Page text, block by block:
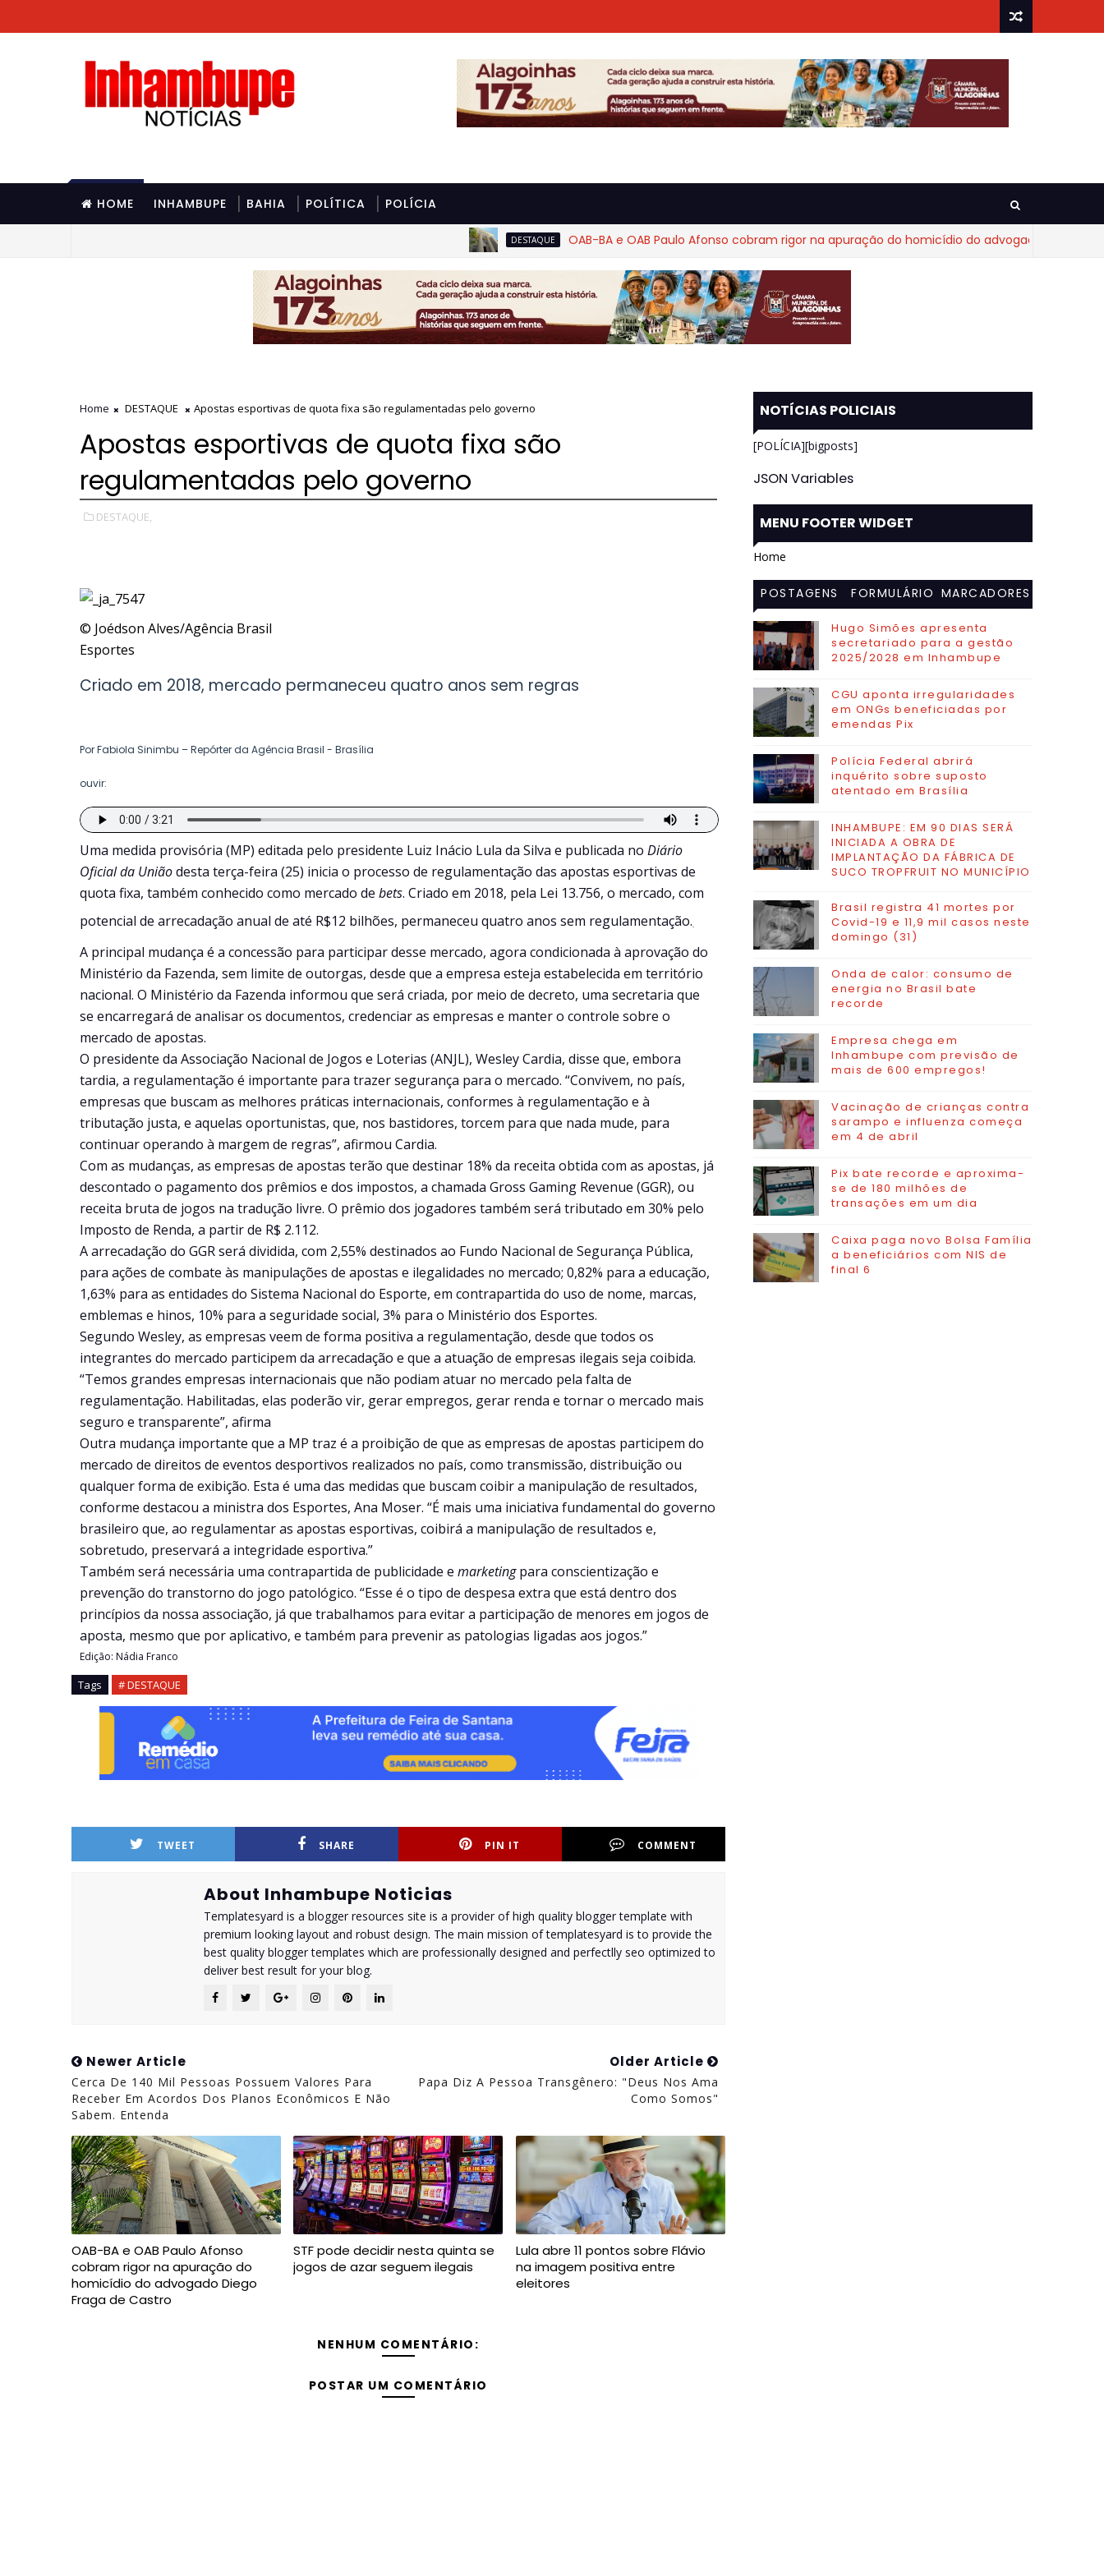
HOME INHAMBUPE BAHIA POLÍTICA POLÍCIA
DESTAQUE OAB-BA e OAB Paulo Afonso cobram rigor na apuração do homicídio do advogado Diego Fraga de
Home DESTAQUE Apostas esportivas de quota fixa são regulamentadas pelo governo
Apostas esportivas de quota fixa são
regulamentadas pelo governo
DESTAQUE,
© Joédson Alves/Agência Brasil
Esportes
Criado em 2018, mercado permaneceu quatro anos sem regras
Por Fabiola Sinimbu – Repórter da Agência Brasil - Brasília
ouvir:
Uma medida provisória (MP) editada pelo presidente Luiz Inácio Lula da Silva e publicada no Diário
Oficial da Uniãodesta terça-feira (25) inicia o processo de regulamentação das apostas esportivas de
quota fixa, também conhecido como mercado de bets. Criado em 2018, pela Lei 13.756, o mercado, com
potencial de arrecadação anual de até R$12 bilhões, permaneceu quatro anos sem regulamentação.
A principal mudança é a concessão para participar desse mercado, agora condicionada à aprovação do
Ministério da Fazenda, sem limite de outorgas, desde que a empresa esteja estabelecida em território
nacional. O Ministério da Fazenda informou que será criada, por meio de decreto, uma secretaria que
se encarregará de analisar os documentos, credenciar as empresas e manter o controle sobre o
mercado de apostas.
O presidente da Associação Nacional de Jogos e Loterias (ANJL), Wesley Cardia, disse que, embora
tardia, a regulamentação é importante para trazer segurança para o mercado. “Convivem, no país,
empresas que buscam as melhores práticas internacionais, conformes à regulamentação e à
tributação justa, e aquelas oportunistas, que, nos bastidores, torcem para que nada mude, para
continuar operando à margem de regras”, afirmou Cardia.
Com as mudanças, as empresas de apostas terão que destinar 18% da receita obtida com as apostas, já
descontado o pagamento dos prêmios e dos impostos, a chamada Gross Gaming Revenue (GGR), ou
receita bruta de jogos na tradução livre. O prêmio dos jogadores também será tributado em 30% pelo
Imposto de Renda, a partir de R$ 2.112.
A arrecadação do GGR será dividida, com 2,55% destinados ao Fundo Nacional de Segurança Pública,
para ações de combate às manipulações de apostas e ilegalidades no mercado; 0,82% para a educação,
1,63% para as entidades do Sistema Nacional do Esporte, em contrapartida do uso de nome, marcas,
emblemas e hinos, 10% para a seguridade social, 3% para o Ministério dos Esportes.
Segundo Wesley, as empresas veem de forma positiva a regulamentação, desde que todos os
integrantes do mercado participem da arrecadação e que a atuação de empresas ilegais seja coibida.
“Temos grandes empresas internacionais que não podiam atuar no mercado pela falta de
regulamentação. Habilitadas, elas poderão vir, gerar empregos, gerar renda e tornar o mercado mais
seguro e transparente”, afirma
Outra mudança importante que a MP traz é a proibição de que as empresas de apostas participem do
mercado de direitos de eventos desportivos realizados no país, como transmissão, distribuição ou
qualquer forma de exibição. Esta é uma das medidas que buscam coibir a manipulação de resultados,
conforme destacou a ministra dos Esportes, Ana Moser. “É mais uma iniciativa fundamental do governo
brasileiro que, ao regulamentar as apostas esportivas, coibirá a manipulação de resultados e,
sobretudo, preservará a integridade esportiva.”
Também será necessária uma contrapartida de publicidade e marketingpara conscientização e
prevenção do transtorno do jogo patológico. “Esse é o tipo de despesa extra que está dentro dos
princípios da nossa associação, já que trabalhamos para evitar a participação de menores em jogos de
aposta, mesmo que por aplicativo, e também para prevenir as patologias ligadas aos jogos.”
Edição: Nádia Franco
Tags # DESTAQUE
TWEET SHARE PIN IT COMMENT
About Inhambupe Noticias
Templatesyard is a blogger resources site is a provider of high quality blogger template with
premium looking layout and robust design. The main mission of templatesyard is to provide the
best quality blogger templates which are professionally designed and perfectlly seo optimized to
deliver best result for your blog.
Newer Article
Cerca De 140 Mil Pessoas Possuem Valores Para
Receber Em Acordos Dos Planos Econômicos E Não
Sabem. Entenda
Older Article
Papa Diz A Pessoa Transgênero: "Deus Nos Ama
Como Somos"
OAB-BA e OAB Paulo Afonso
cobram rigor na apuração do
homicídio do advogado Diego
Fraga de Castro
STF pode decidir nesta quinta se
jogos de azar seguem ilegais
Lula abre 11 pontos sobre Flávio
na imagem positiva entre
eleitores
NENHUM COMENTÁRIO:
POSTAR UM COMENTÁRIO
NOTÍCIAS POLICIAIS
[POLÍCIA][bigposts]
JSON Variables
MENU FOOTER WIDGET
Home
POSTAGENS
MAIS
VISITADAS
FORMULÁRIO MARCADORES
Hugo Simões apresenta
secretariado para a gestão
2025/2028 em Inhambupe
CGU aponta irregularidades
em ONGs beneficiadas por
emendas Pix
Polícia Federal abrirá
inquérito sobre suposto
atentado em Brasília
INHAMBUPE: EM 90 DIAS SERÁ
INICIADA A OBRA DE
IMPLANTAÇÃO DA FÁBRICA DE
SUCO TROPFRUIT NO MUNICÍPIO
Brasil registra 41 mortes por
Covid-19 e 11,9 mil casos neste
domingo (31)
Onda de calor: consumo de
energia no Brasil bate
recorde
Empresa chega em
Inhambupe com previsão de
mais de 600 empregos!
Vacinação de crianças contra
sarampo e influenza começa
em 4 de abril
Pix bate recorde e aproxima-
se de 180 milhões de
transações em um dia
Caixa paga novo Bolsa Família
a beneficiários com NIS de
final 6